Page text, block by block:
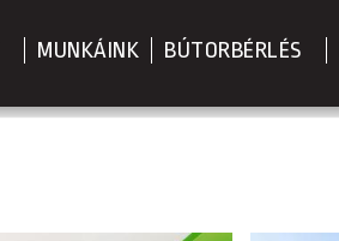
MUNKÁINK BÚTORBÉRLÉS